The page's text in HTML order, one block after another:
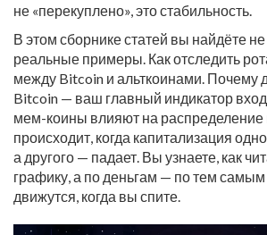
не «перекуплено», это стабильность.
В этом сборнике статей вы найдёте
реальные примеры. Как отследить
между Bitcoin и альткоинами. Почему
Bitcoin — ваш главный индикатор
мем-коины влияют на распределение
происходит, когда капитализация
а другого — падает. Вы узнаете, как
графику, а по деньгам — по тем
движутся, когда вы спите.